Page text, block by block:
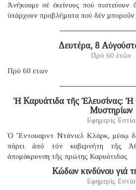
Ἀνήκουμε σέ ἐκείνους πού πιστεύουν
ὑπάρχουν προβλήματα πού δέν μποροῦν
Δευτέρα, 8
Πρό 60 ἐτῶν
Πρό 60 ετων
Ἡ Καρυάτιδα τῆς Ἐλευσίνας: Ἡ
Μυστηρίων
Εφημερίς Εστία
Ὁ Ἔντουαρντ Ντάνιελ Κλάρκ, μέσῳ
πάρει ἀπό τόν κυβερνήτη τῆς
ἀπομάκρυνση τῆς πρώτης Καρυάτιδας
Κώδων κινδύνου γιά
Εφημερίς Εστία